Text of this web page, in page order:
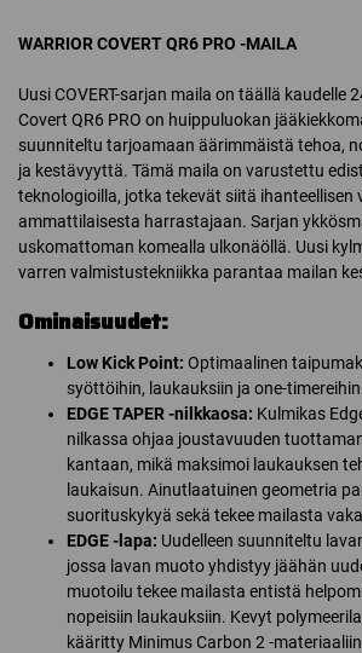
WARRIOR COVERT QR6 PRO -MAILA
Uusi COVERT-sarjan maila on täällä kaudelle
Covert QR6 PRO on huippuluokan
suunniteltu tarjoamaan äärimmäistä tehoa,
ja kestävyyttä. Tämä maila on varustettu
teknologioilla, jotka tekevät siitä ihanteellisen
ammattilaisesta harrastajaan. Sarjan
uskomattoman komealla ulkonäöllä. Uusi
varren valmistustekniikka parantaa mailan
Ominaisuudet:
Low Kick Point: Optimaalinen
syöttöihin, laukauksiin ja one-timereihin.
EDGE TAPER -nilkkaosa: Kulmikas
nilkassa ohjaa joustavuuden
kantaan, mikä maksimoi laukauksen
laukaisun. Ainutlaatuinen geometria
suorituskykyä sekä tekee mailasta
EDGE -lapa: Uudelleen suunniteltu
jossa lavan muoto yhdistyy jäähän
muotoilu tekee mailasta entistä
nopeisiin laukauksiin. Kevyt
kääritty Minimus Carbon 2 -